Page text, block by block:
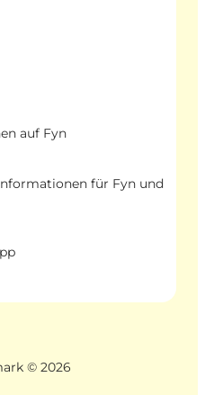
auf Fyn
für Fyn und
© 2026